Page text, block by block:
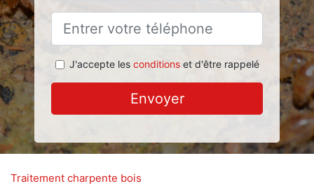
J'accepte les conditionset d'être rappelé
Envoyer
Traitement charpente bois